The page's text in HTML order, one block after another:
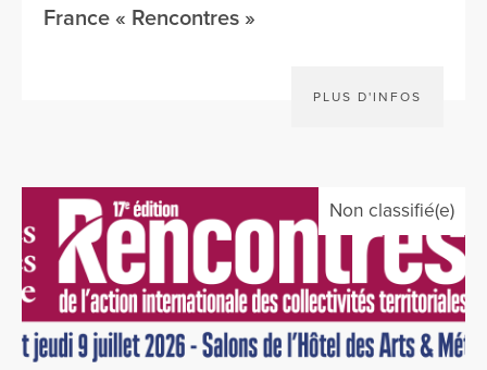
France « Rencontres »
PLUS D'INFOS
Non classifié(e)